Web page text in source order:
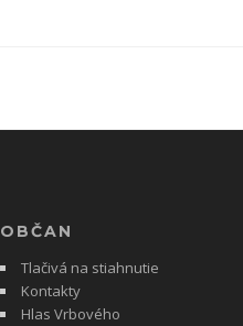
OBČAN
Tlačivá na stiahnutie
Kontakty
Hlas Vrbového